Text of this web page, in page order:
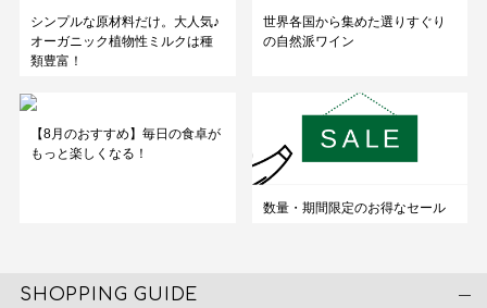
シンプルな原材料だけ。大人気♪
オーガニック植物性ミルクは種
類豊富！
世界各国から集めた選りすぐり
の自然派ワイン
【8月のおすすめ】毎日の食卓が
もっと楽しくなる！
数量・期間限定のお得なセール
SHOPPING GUIDE